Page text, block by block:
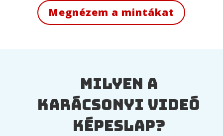
Megnézem a mintákat
Milyen a
karácsonyi videó
képeslap?